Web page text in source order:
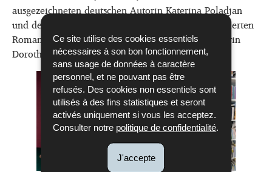
Ce site utilise des cookies essentiels
nécessaires à son bon fonctionnement,
sans usage de données à caractère
personnel, et ne pouvant pas être
refusés. Des cookies non essentiels sont
utilisés à des fins statistiques et seront
activés uniquement si vous les acceptez.
Consulter notre politique de confidentialité
J'accepte
ausgezeichneten deutschen Autorin Katerina Poladjan
und den mit dem Deutschen Buchpreis 2025 prämierten
Roman
Die Holländerinnenvon der Schweizer Autorin
Dorothee Elmiger.